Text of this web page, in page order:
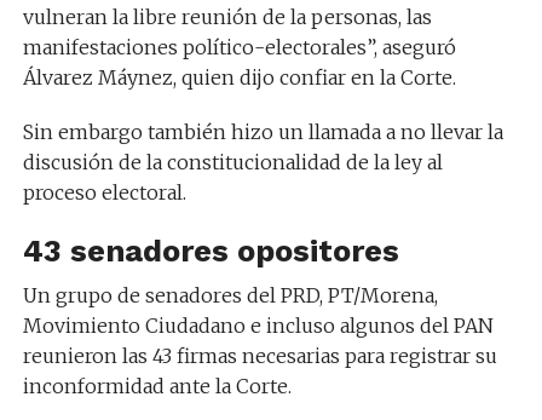
vulneran la libre reunión de la personas, las
manifestaciones político-electorales”, aseguró
Álvarez Máynez, quien dijo confiar en la Corte.
Sin embargo también hizo un llamada a no llevar la
discusión de la constitucionalidad de la ley al
proceso electoral.
43 senadores opositores
Un grupo de senadores del PRD, PT/Morena,
Movimiento Ciudadano e incluso algunos del PAN
reunieron las 43 firmas necesarias para registrar su
inconformidad ante la Corte.